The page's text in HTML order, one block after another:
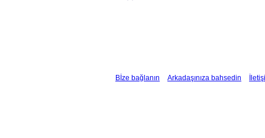
Bİze bağlanın Arkadaşınıza bahsedin